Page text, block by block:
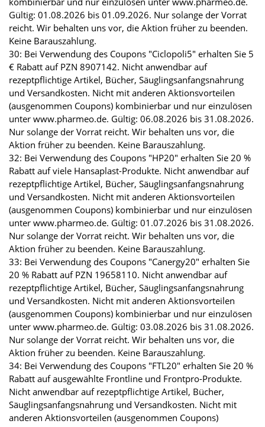
Gültig: 01.08.2026 bis 01.09.2026. Nur solange der Vorrat
reicht. Wir behalten uns vor, die Aktion früher zu beenden.
Keine Barauszahlung.
30: Bei Verwendung des Coupons "Ciclopoli5" erhalten Sie 5
€ Rabatt auf PZN 8907142. Nicht anwendbar auf
rezeptpflichtige Artikel, Bücher, Säuglingsanfangsnahrung
und Versandkosten. Nicht mit anderen Aktionsvorteilen
(ausgenommen Coupons) kombinierbar und nur einzulösen
unter www.pharmeo.de. Gültig: 06.08.2026 bis 31.08.2026.
Nur solange der Vorrat reicht. Wir behalten uns vor, die
Aktion früher zu beenden. Keine Barauszahlung.
32: Bei Verwendung des Coupons "HP20" erhalten Sie 20 %
Rabatt auf viele Hansaplast-Produkte. Nicht anwendbar auf
rezeptpflichtige Artikel, Bücher, Säuglingsanfangsnahrung
und Versandkosten. Nicht mit anderen Aktionsvorteilen
(ausgenommen Coupons) kombinierbar und nur einzulösen
unter www.pharmeo.de. Gültig: 01.07.2026 bis 31.08.2026.
Nur solange der Vorrat reicht. Wir behalten uns vor, die
Aktion früher zu beenden. Keine Barauszahlung.
33: Bei Verwendung des Coupons "Canergy20" erhalten Sie
20 % Rabatt auf PZN 19658110. Nicht anwendbar auf
rezeptpflichtige Artikel, Bücher, Säuglingsanfangsnahrung
und Versandkosten. Nicht mit anderen Aktionsvorteilen
(ausgenommen Coupons) kombinierbar und nur einzulösen
unter www.pharmeo.de. Gültig: 03.08.2026 bis 31.08.2026.
Nur solange der Vorrat reicht. Wir behalten uns vor, die
Aktion früher zu beenden. Keine Barauszahlung.
34: Bei Verwendung des Coupons "FTL20" erhalten Sie 20 %
Rabatt auf ausgewählte Frontline und Frontpro-Produkte.
Nicht anwendbar auf rezeptpflichtige Artikel, Bücher,
Säuglingsanfangsnahrung und Versandkosten. Nicht mit
anderen Aktionsvorteilen (ausgenommen Coupons)